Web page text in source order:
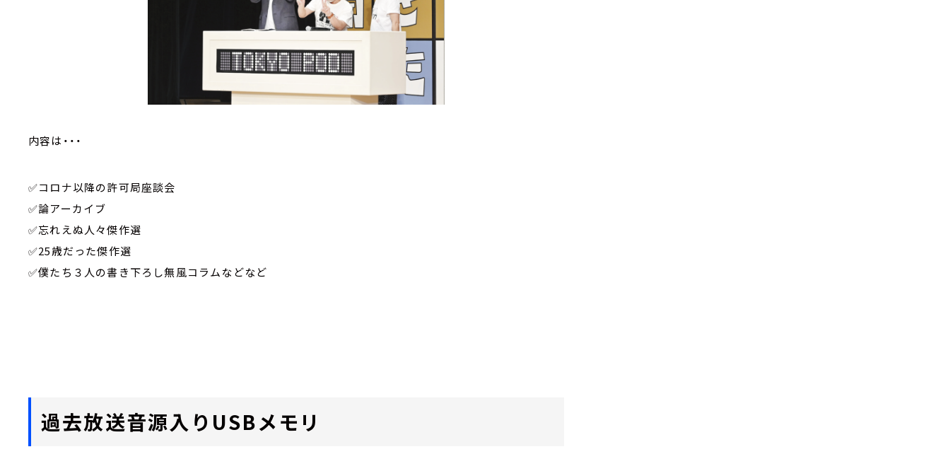
内容は・・・
✅コロナ以降の許可局座談会
✅論アーカイブ
✅忘れえぬ人々傑作選
✅25歳だった傑作選
✅僕たち３人の書き下ろし無風コラムなどなど
過去放送音源入り USBメモリ